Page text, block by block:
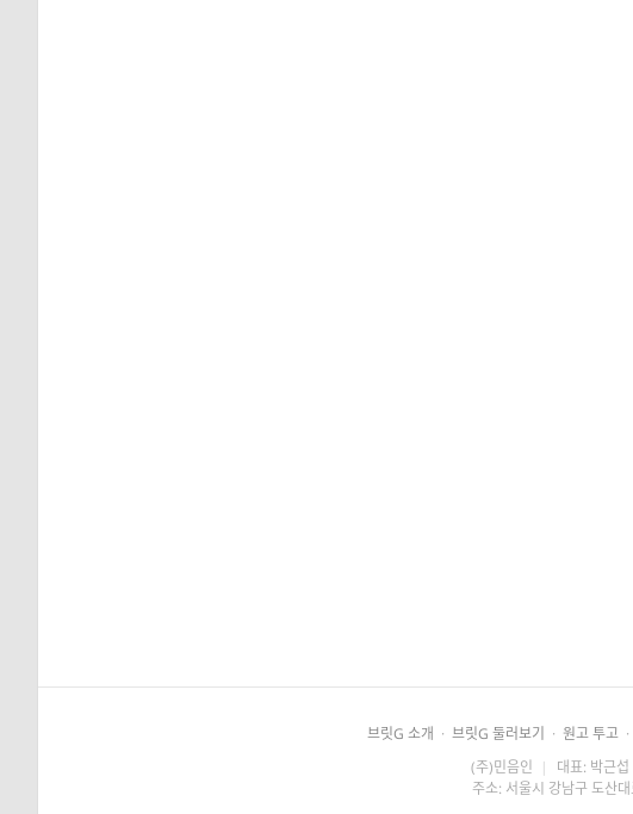
브릿G 소개 · 브릿G 둘러보기 · 원고 투고 ·
(주)민음인 | 대표: 박근섭
주소: 서울시 강남구 도산